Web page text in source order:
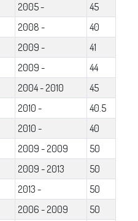
2005 -
45
2008 -
40
2009 -
41
2009 -
44
2004 - 2010
45
2010 -
40.5
2010 -
40
2009 - 2009
50
2009 - 2013
50
2013 -
50
2006 - 2009
50